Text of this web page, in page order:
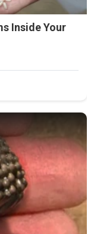
Inside Your